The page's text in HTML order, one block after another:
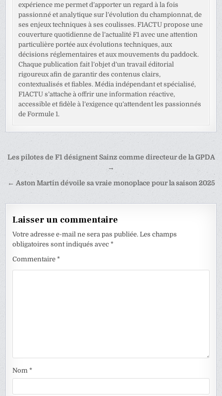
expérience me permet d’apporter un regard à la fois
passionné et analytique sur l’évolution du championnat, de
ses enjeux techniques à ses coulisses. F1ACTU propose une
couverture quotidienne de l’actualité F1 avec une attention
particulière portée aux évolutions techniques, aux
décisions réglementaires et aux mouvements du paddock.
Chaque publication fait l’objet d’un travail éditorial
rigoureux afin de garantir des contenus clairs,
contextualisés et fiables. Média indépendant et spécialisé,
F1ACTU s’attache à offrir une information réactive,
accessible et fidèle à l’exigence qu’attendent les passionnés
de Formule 1.
Navigation
l’article
Les pilotes de F1 désignent Sainz comme directeur de la GPDA
→
← Aston Martin dévoile sa vraie monoplace pour la saison 2025
Laisser un commentaire
Votre adresse e-mail ne sera pas publiée. Les champs
obligatoires sont indiqués avec*
Commentaire*
Nom*